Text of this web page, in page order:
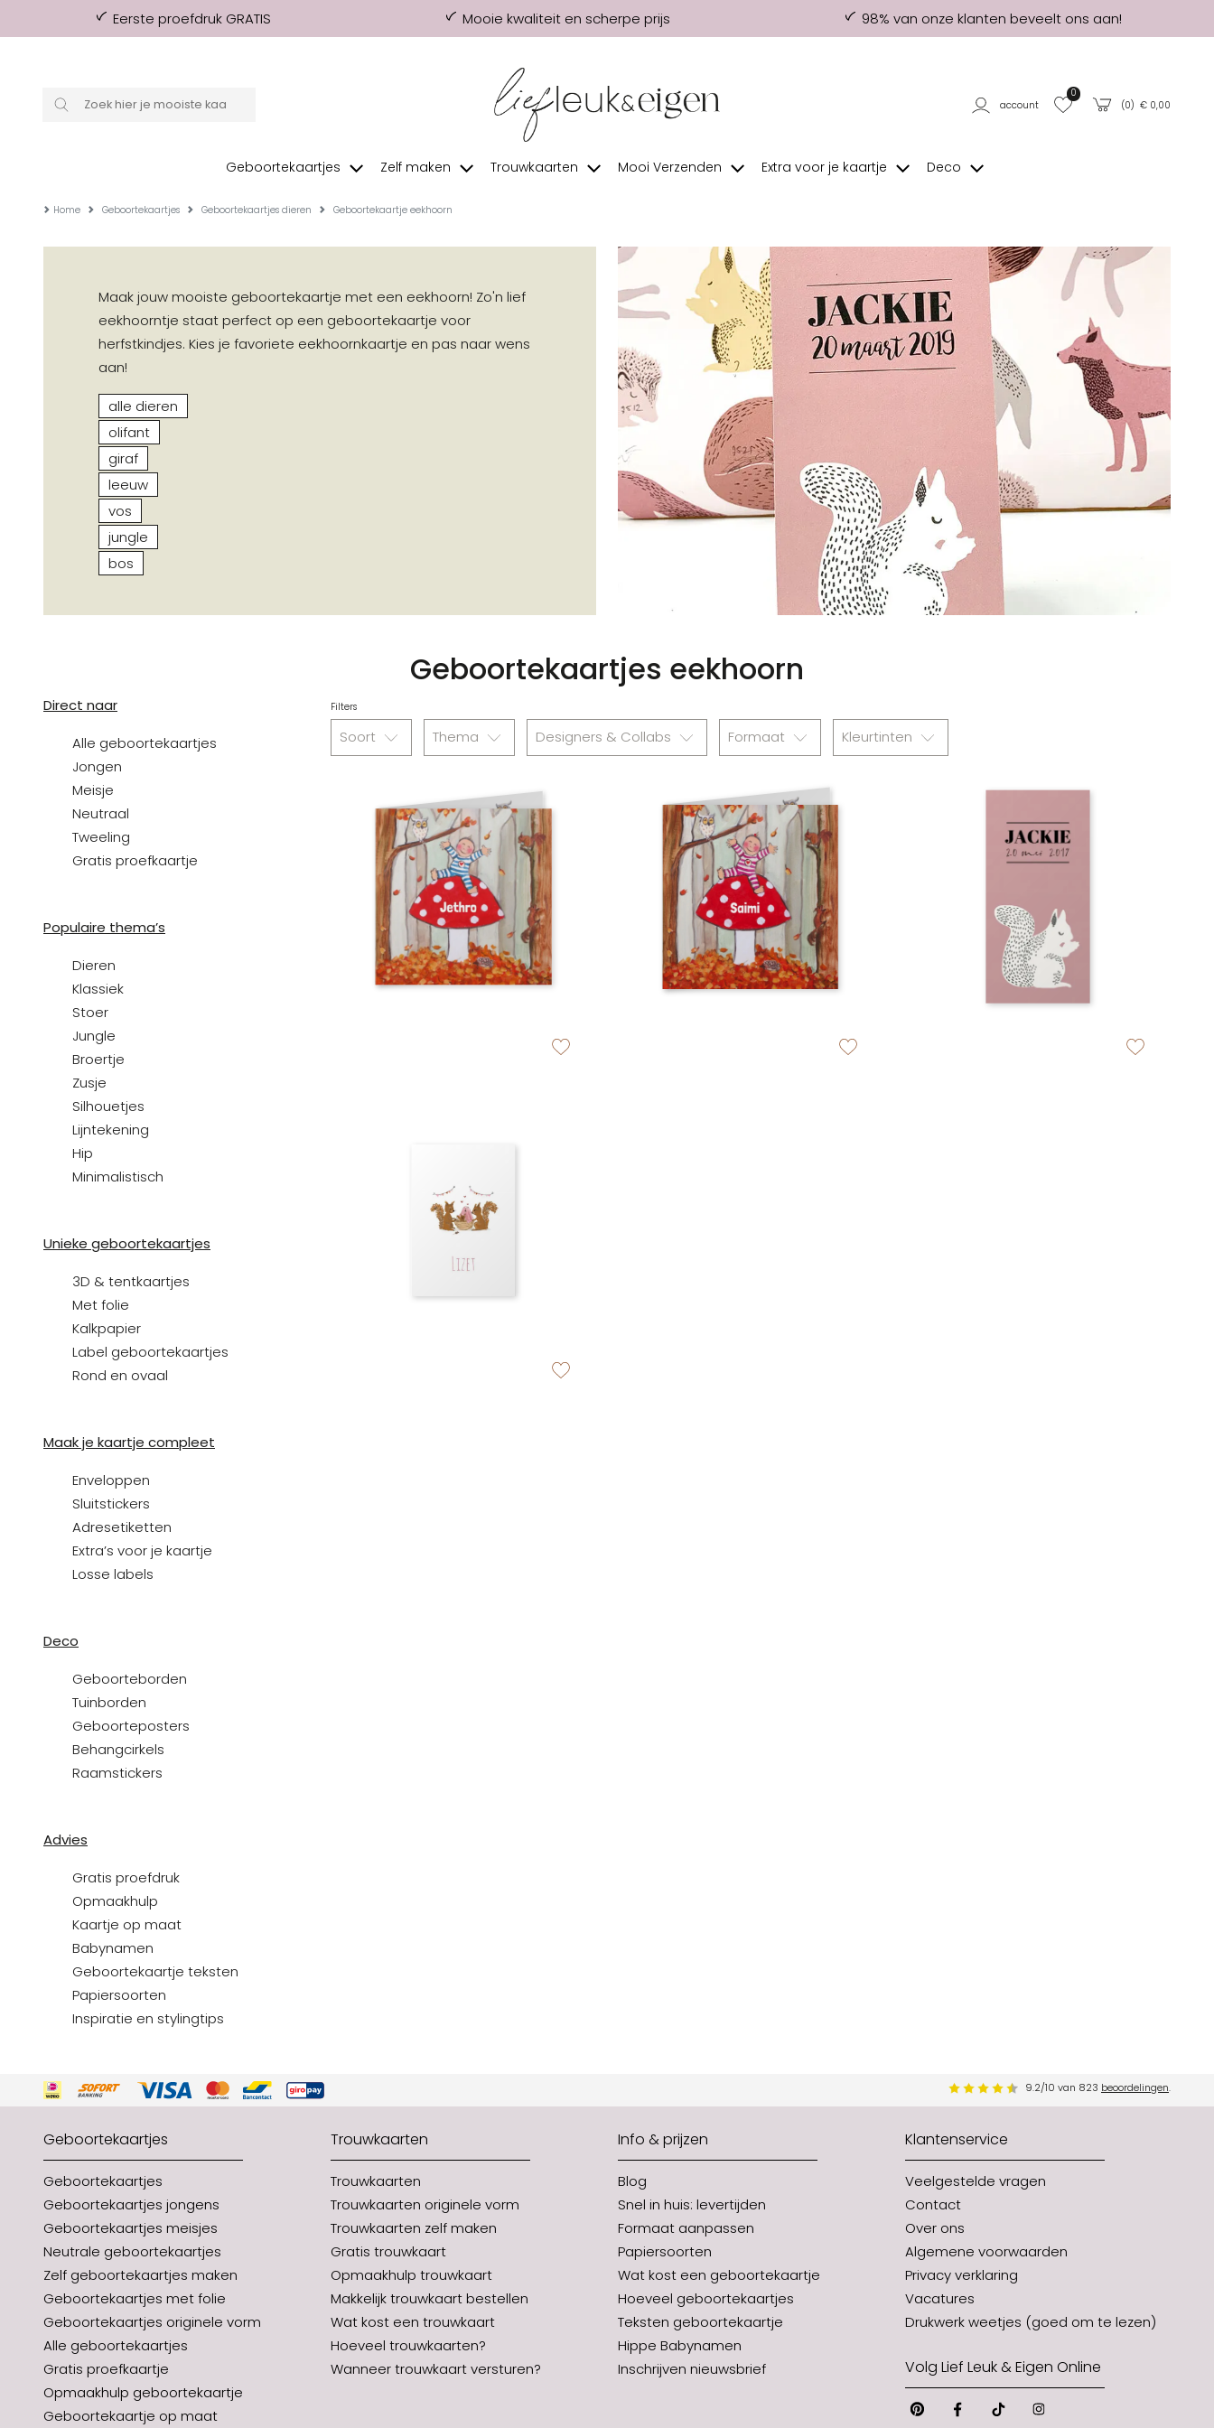
Eerste proefdruk GRATIS Mooie kwaliteit en scherpe prijs 98% van onze klanten beveelt ons aan!
account
0
(0) € 0,00
Geboortekaartjes Zelf maken Trouwkaarten Mooi Verzenden Extra voor je kaartje Deco
Home Geboortekaartjes Geboortekaartjes dieren Geboortekaartje eekhoorn
Maak jouw mooiste geboortekaartje met een eekhoorn! Zo'n lief
eekhoorntje staat perfect op een geboortekaartje voor
herfstkindjes. Kies je favoriete eekhoornkaartje en pas naar wens
aan!
alle dieren
olifant
giraf
leeuw
vos
jungle
bos
Geboortekaartjes eekhoorn
Direct naar
Alle geboortekaartjes
Jongen
Meisje
Neutraal
Tweeling
Gratis proefkaartje
Populaire thema’s
Dieren
Klassiek
Stoer
Jungle
Broertje
Zusje
Silhouetjes
Lijntekening
Hip
Minimalistisch
Unieke geboortekaartjes
3D & tentkaartjes
Met folie
Kalkpapier
Label geboortekaartjes
Rond en ovaal
Maak je kaartje compleet
Enveloppen
Sluitstickers
Adresetiketten
Extra’s voor je kaartje
Losse labels
Deco
Geboorteborden
Tuinborden
Geboorteposters
Behangcirkels
Raamstickers
Advies
Gratis proefdruk
Opmaakhulp
Kaartje op maat
Babynamen
Geboortekaartje teksten
Papiersoorten
Inspiratie en stylingtips
Filters
Soort Thema Designers & Collabs Formaat Kleurtinten
9.2/10 van 823 beoordelingen.
Geboortekaartjes
Geboortekaartjes
Geboortekaartjes jongens
Geboortekaartjes meisjes
Neutrale geboortekaartjes
Zelf geboortekaartjes maken
Geboortekaartjes met folie
Geboortekaartjes originele vorm
Alle geboortekaartjes
Gratis proefkaartje
Opmaakhulp geboortekaartje
Geboortekaartje op maat
Trouwkaarten
Trouwkaarten
Trouwkaarten originele vorm
Trouwkaarten zelf maken
Gratis trouwkaart
Opmaakhulp trouwkaart
Makkelijk trouwkaart bestellen
Wat kost een trouwkaart
Hoeveel trouwkaarten?
Wanneer trouwkaart versturen?
Info & prijzen
Blog
Snel in huis: levertijden
Formaat aanpassen
Papiersoorten
Wat kost een geboortekaartje
Hoeveel geboortekaartjes
Teksten geboortekaartje
Hippe Babynamen
Inschrijven nieuwsbrief
Klantenservice
Veelgestelde vragen
Contact
Over ons
Algemene voorwaarden
Privacy verklaring
Vacatures
Drukwerk weetjes (goed om te lezen)
Volg Lief Leuk & Eigen Online
PinterestFacebook
Tiktok